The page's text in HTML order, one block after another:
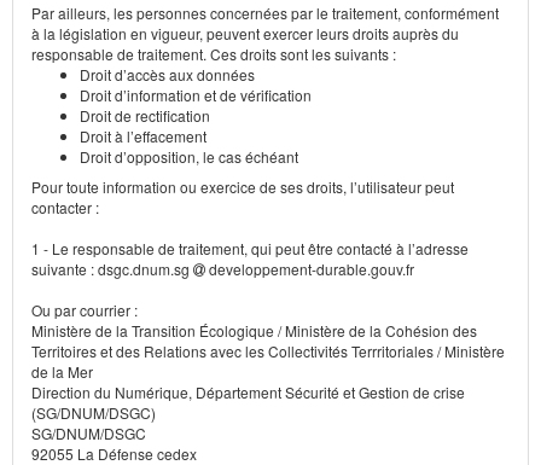
Par ailleurs, les personnes concernées par le traitement, conformément
à la législation en vigueur, peuvent exercer leurs droits auprès du
responsable de traitement. Ces droits sont les suivants :
Droit d’accès aux données
Droit d’information et de vérification
Droit de rectification
Droit à l’effacement
Droit d’opposition, le cas échéant
Pour toute information ou exercice de ses droits, l’utilisateur peut
contacter :
1 - Le responsable de traitement, qui peut être contacté à l’adresse
suivante : dsgc.dnum.sg
developpement-durable.gouv.fr
Ou par courrier :
Ministère de la Transition Écologique / Ministère de la Cohésion des
Territoires et des Relations avec les Collectivités Terrritoriales / Ministère
de la Mer
Direction du Numérique, Département Sécurité et Gestion de crise
(SG/DNUM/DSGC)
SG/DNUM/DSGC
92055 La Défense cedex